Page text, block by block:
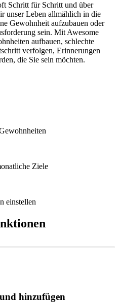
Schritt für Schritt und über
unser Leben allmählich in die
Gewohnheit aufzubauen oder
sein. Mit Awesome
aufbauen, schlechte
verfolgen, Erinnerungen
die Sie sein möchten.
Ziele
einstellen
hinzufügen